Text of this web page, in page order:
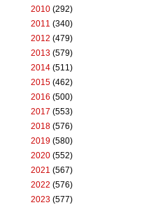
2010 (292)
2011 (340)
2012 (479)
2013 (579)
2014 (511)
2015 (462)
2016 (500)
2017 (553)
2018 (576)
2019 (580)
2020 (552)
2021 (567)
2022 (576)
2023 (577)